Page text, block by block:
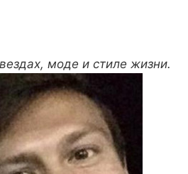
моде и стиле жизни.